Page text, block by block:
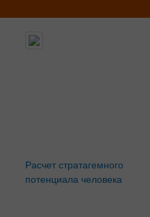
Расчет стратагемного
потенциала человека